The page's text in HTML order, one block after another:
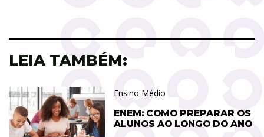
LEIA TAMBÉM:
Ensino Médio
ENEM: COMO PREPARAR OS
ALUNOS AO LONGO DO ANO